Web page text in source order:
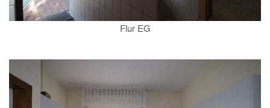
Flur EG